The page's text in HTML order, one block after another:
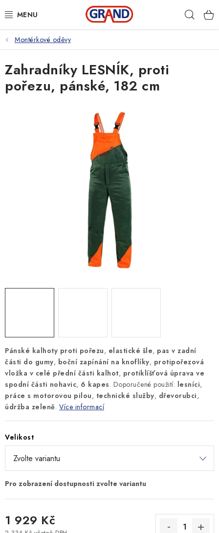
na
AKČNÍ NABÍDKA
PRACOVNÍ OBUV
PRACOVNÍ RUKAVICE
VOLNOČASOVÉ OBLEČENÍ
MONTÁŽNÍ A STAVEBNÍ CHEMIE
Obchodní podmínky
GDPR
Montérkové oděvy
Pánské kalhoty proti pořezu, elastické šle, pas v zadní
části do gumy, boční zapínání na knoflíky, protipořezová
vložka v celé přední části kalhot, protiklíšťová úprava ve
spodní části nohavic, 6 kapes. Doporučené použití: lesníci,
práce s motorovou pilou, technické služby, dřevorubci,
údržba zeleně. Více informací
Velikost
1 929 Kč
Zahradníky LESNÍK, proti
pořezu, pánské, 182 cm